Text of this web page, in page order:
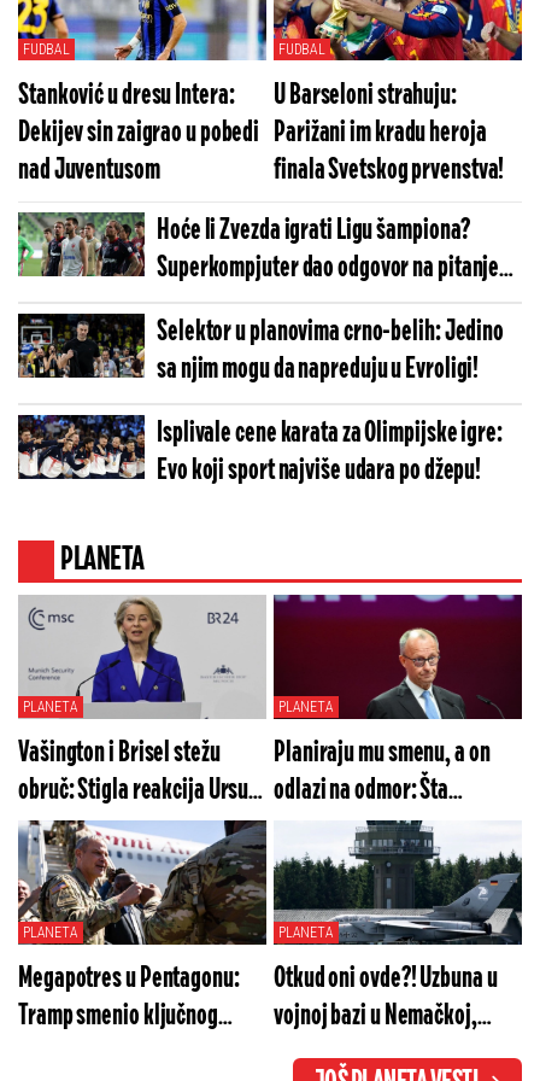
FUDBAL
Stanković u dresu Intera:
Dekijev sin zaigrao u pobedi
nad Juventusom
FUDBAL
U Barseloni strahuju:
Parižani im kradu heroja
finala Svetskog prvenstva!
Hoće li Zvezda igrati Ligu šampiona?
Superkompjuter dao odgovor na pitanje
koje sve zanima
Selektor u planovima crno-belih: Jedino
sa njim mogu da napreduju u Evroligi!
Isplivale cene karata za Olimpijske igre:
Evo koji sport najviše udara po džepu!
PLANETA
PLANETA
Vašington i Brisel stežu
obruč: Stigla reakcija Ursule
fon der Lajen na novu odluku
SAD
PLANETA
Planiraju mu smenu, a on
odlazi na odmor: Šta
smeraju Mercovi rivali?
PLANETA
Megapotres u Pentagonu:
Tramp smenio ključnog
PLANETA
Otkud oni ovde?! Uzbuna u
vojnoj bazi u Nemačkoj,
meta je bilo podzemno